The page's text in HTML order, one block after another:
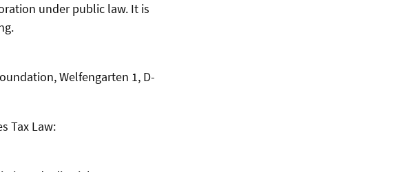
under public law. It is
Welfengarten 1, D-
Tax Law: